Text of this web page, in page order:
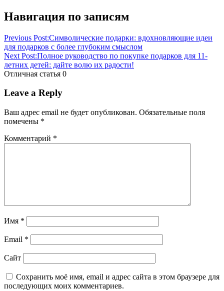
Навигация по записям
Previous Post:Символические подарки: вдохновляющие идеи
для подарков с более глубоким смыслом
Next Post:Полное руководство по покупке подарков для 11-
летних детей: дайте волю их радости!
Отличная статья 0
Leave a Reply
Ваш адрес email не будет опубликован. Обязательные поля
помечены *
Комментарий *
Имя *
Email *
Сайт
Сохранить моё имя, email и адрес сайта в этом браузере для
последующих моих комментариев.